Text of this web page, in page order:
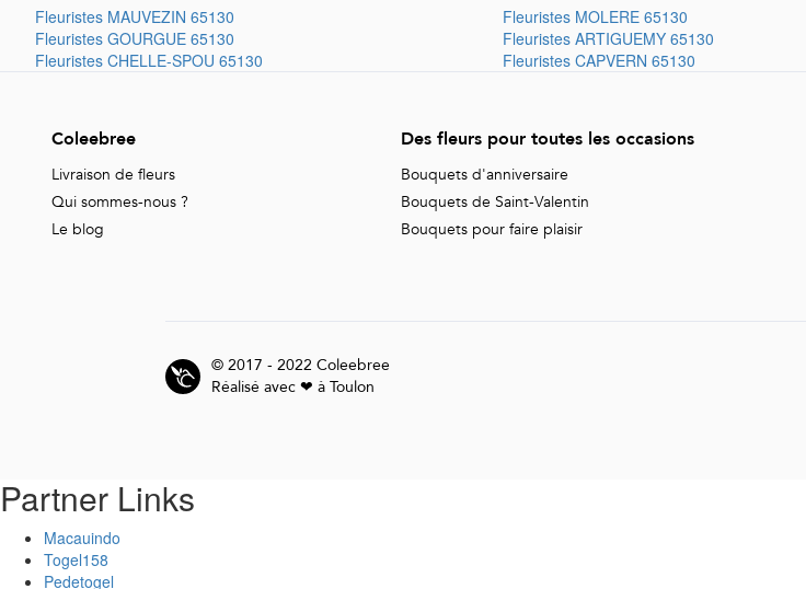
Fleuristes MAUVEZIN 65130 Fleuristes MOLERE 65130
Fleuristes GOURGUE 65130 Fleuristes ARTIGUEMY 65130
Fleuristes CHELLE-SPOU 65130 Fleuristes CAPVERN 65130
Coleebree
Livraison de fleurs
Qui sommes-nous ?
Le blog
Des fleurs pour toutes les occasions
Bouquets d'anniversaire
Bouquets de Saint-Valentin
Bouquets pour faire plaisir
© 2017 - 2022 Coleebree
Réalisé avec ❤ à Toulon
Partner Links
Macauindo
Togel158
Pedetogel